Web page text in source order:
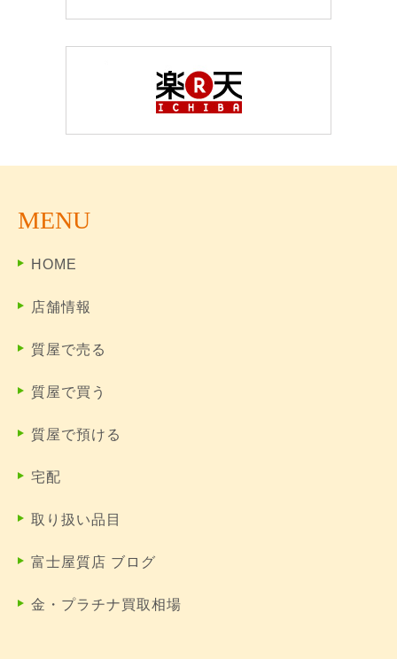
MENU
HOME
店舗情報
質屋で売る
質屋で買う
質屋で預ける
宅配
取り扱い品目
富士屋質店 ブログ
金・プラチナ買取相場